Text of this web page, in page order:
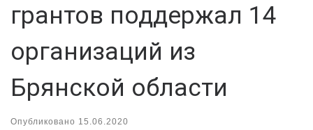
грантов поддержал 14
организаций из
Брянской области
Опубликовано 15.06.2020